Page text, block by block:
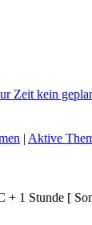
| Aktive
+ 1 Stunde [